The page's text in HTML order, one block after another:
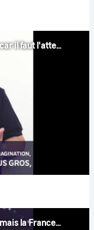
Décrocher la Lune, c'est compliqué... car il faut l'atteindre #2
Décrocher la Lune, c'est compliqué... mais la France a des atouts #4